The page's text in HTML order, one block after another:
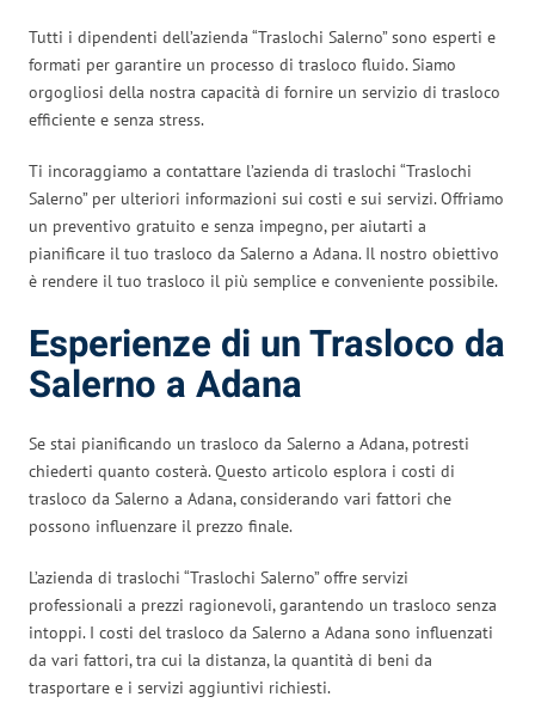
Tutti i dipendenti dell’azienda “Traslochi Salerno” sono esperti e
formati per garantire un processo di trasloco fluido. Siamo
orgogliosi della nostra capacità di fornire un servizio di trasloco
efficiente e senza stress.
Ti incoraggiamo a contattare l’azienda di traslochi “Traslochi
Salerno” per ulteriori informazioni sui costi e sui servizi. Offriamo
un preventivo gratuito e senza impegno, per aiutarti a
pianificare il tuo trasloco da Salerno a Adana. Il nostro obiettivo
è rendere il tuo trasloco il più semplice e conveniente possibile.
Esperienze di un Trasloco da
Salerno a Adana
Se stai pianificando un trasloco da Salerno a Adana, potresti
chiederti quanto costerà. Questo articolo esplora i costi di
trasloco da Salerno a Adana, considerando vari fattori che
possono influenzare il prezzo finale.
L’azienda di traslochi “Traslochi Salerno” offre servizi
professionali a prezzi ragionevoli, garantendo un trasloco senza
intoppi. I costi del trasloco da Salerno a Adana sono influenzati
da vari fattori, tra cui la distanza, la quantità di beni da
trasportare e i servizi aggiuntivi richiesti.